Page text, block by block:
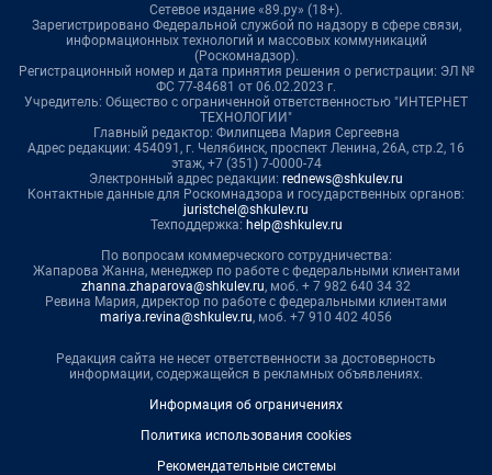
Сетевое издание «89.ру» (18+).
Зарегистрировано Федеральной службой по надзору в сфере связи,
информационных технологий и массовых коммуникаций
(Роскомнадзор).
Регистрационный номер и дата принятия решения о регистрации: ЭЛ №
ФС 77-84681 от 06.02.2023 г.
Учредитель: Общество с ограниченной ответственностью "ИНТЕРНЕТ
ТЕХНОЛОГИИ"
Главный редактор: Филипцева Мария Сергеевна
Адрес редакции: 454091, г. Челябинск, проспект Ленина, 26А, стр.2, 16
этаж, +7 (351) 7-0000-74
Электронный адрес редакции: rednews@shkulev.ru
Контактные данные для Роскомнадзора и государственных органов:
juristchel@shkulev.ru
Техподдержка: help@shkulev.ru
По вопросам коммерческого сотрудничества:
Жапарова Жанна, менеджер по работе с федеральными клиентами
zhanna.zhaparova@shkulev.ru, моб. + 7 982 640 34 32
Ревина Мария, директор по работе с федеральными клиентами
mariya.revina@shkulev.ru, моб. +7 910 402 4056
Редакция сайта не несет ответственности за достоверность
информации, содержащейся в рекламных объявлениях.
Информация об ограничениях
Политика использования cookies
Рекомендательные системы